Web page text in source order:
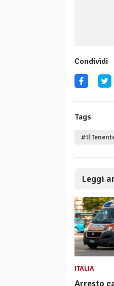
Condividi
Tags
#Il
Leggi
ITALIA
Arresto